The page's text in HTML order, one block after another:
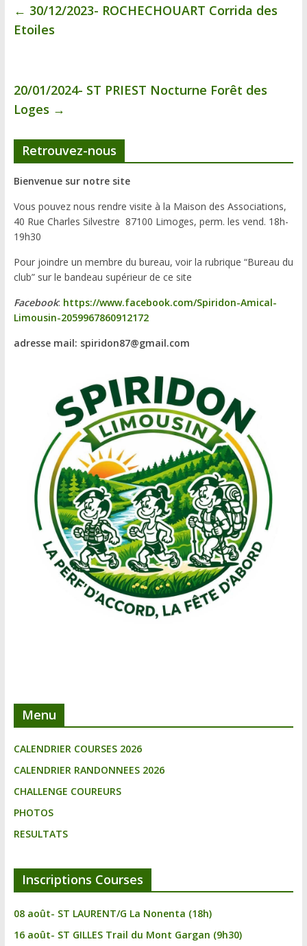
← 30/12/2023- ROCHECHOUART Corrida des
Etoiles
20/01/2024- ST PRIEST Nocturne Forêt des
Loges →
Retrouvez-nous
Bienvenue sur notre site
Vous pouvez nous rendre visite à la Maison des Associations,
40 Rue Charles Silvestre 87100 Limoges, perm. les vend. 18h-
19h30
Pour joindre un membre du bureau, voir la rubrique “Bureau du
club” sur le bandeau supérieur de ce site
Facebook: https://www.facebook.com/Spiridon-Amical-
Limousin-2059967860912172
adresse mail: spiridon87@gmail.com
Menu
CALENDRIER COURSES 2026
CALENDRIER RANDONNEES 2026
CHALLENGE COUREURS
PHOTOS
RESULTATS
Inscriptions Courses
08 août- ST LAURENT/G La Nonenta (18h)
16 août- ST GILLES Trail du Mont Gargan (9h30)